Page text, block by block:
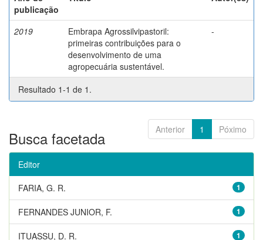
publicação
2019
Embrapa Agrossilvipastoril:
primeiras contribuições para o
desenvolvimento de uma
agropecuária sustentável.
-
Resultado 1-1 de 1.
Anterior 1 Póximo
Busca facetada
Editor
1
FARIA, G. R.
1
FERNANDES JUNIOR, F.
1
ITUASSU, D. R.